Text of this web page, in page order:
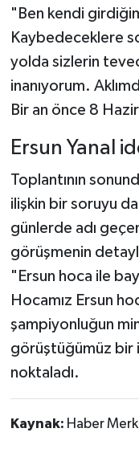
"Ben kendi
Kaybedeceklere
yolda sizlerin
inanıyorum.
Bir an önce 8
Ersun Yanal
Toplantının
ilişkin bir soruyu
günlerde adı
görüşmenin
"Ersun hoca ile
Hocamız Ersun
şampiyonluğun
görüştüğümüz bir
noktaladı.
Kaynak: Haber